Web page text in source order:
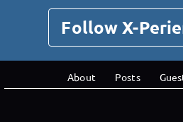
Follow X-
About Posts